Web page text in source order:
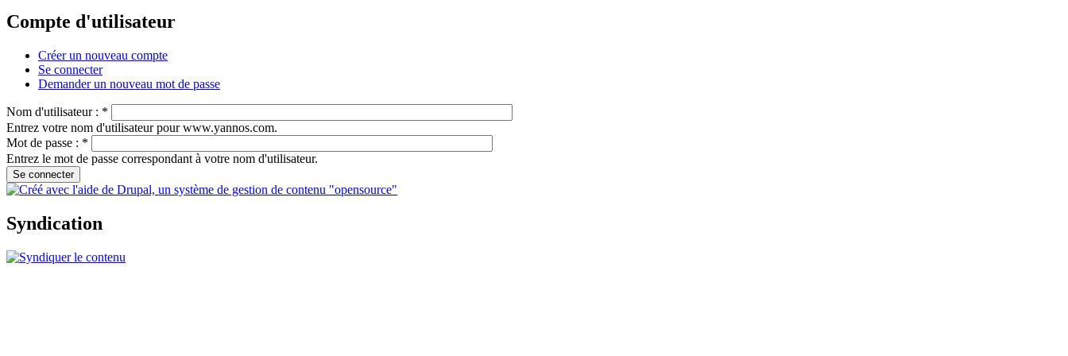
Compte d'utilisateur
Créer un nouveau compte
Se connecter
Demander un nouveau mot de passe
Nom d'utilisateur : *
Entrez votre nom d'utilisateur pour www.yannos.com.
Mot de passe : *
Entrez le mot de passe correspondant à votre nom d'utilisateur.
Syndication